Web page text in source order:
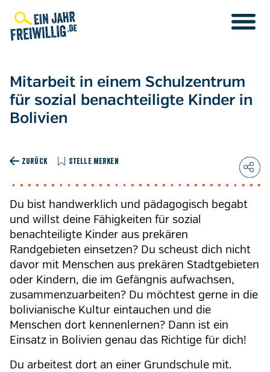
zum
Inhalt
Mitarbeit in einem Schulzentrum
für sozial benachteiligte Kinder in
Bolivien
ZURÜCK STELLE MERKEN
Du bist handwerklich und pädagogisch begabt
und willst deine Fähigkeiten für sozial
benachteiligte Kinder aus prekären
Randgebieten einsetzen? Du scheust dich nicht
davor mit Menschen aus prekären Stadtgebieten
oder Kindern, die im Gefängnis aufwachsen,
zusammenzuarbeiten? Du möchtest gerne in die
bolivianische Kultur eintauchen und die
Menschen dort kennenlernen? Dann ist ein
Einsatz in Bolivien genau das Richtige für dich!
Du arbeitest dort an einer Grundschule mit.